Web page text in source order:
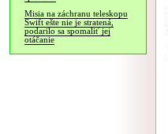
Misia na záchranu teleskopu
Swift ešte nie je stratená,
podarilo sa spomaliť jej
otáčanie